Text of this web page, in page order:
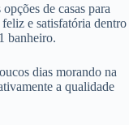
de casas para
e satisfatória dentro
banheiro.
dias morando na
a qualidade